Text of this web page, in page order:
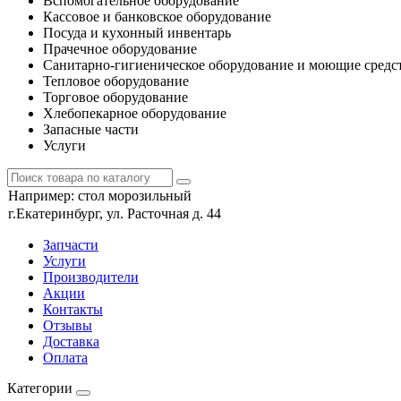
Кассовое и банковское оборудование
Посуда и кухонный инвентарь
Прачечное оборудование
Санитарно-гигиеническое оборудование и моющие
Тепловое оборудование
Торговое оборудование
Хлебопекарное оборудование
Запасные части
Услуги
Например: стол морозильный
г.Екатеринбург, ул. Расточная д. 44
Запчасти
Услуги
Производители
Акции
Контакты
Отзывы
Доставка
Оплата
Категории